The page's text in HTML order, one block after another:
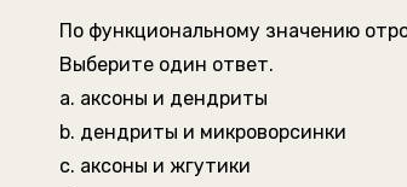
По функциональному значению
Выберите один ответ.
a. аксоны и дендриты
b. дендриты и микроворсинки
c. аксоны и жгутики